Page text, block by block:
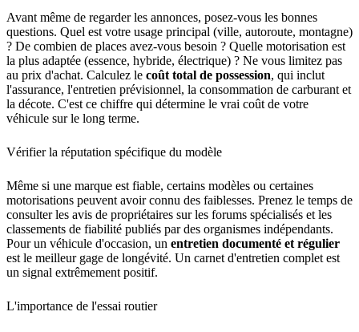
Avant même de regarder les annonces, posez-vous les bonnes
questions. Quel est votre usage principal (ville, autoroute, montagne)
? De combien de places avez-vous besoin ? Quelle motorisation est
la plus adaptée (essence, hybride, électrique) ? Ne vous limitez pas
au prix d'achat. Calculez le coût total de possession, qui inclut
l'assurance, l'entretien prévisionnel, la consommation de carburant et
la décote. C'est ce chiffre qui détermine le vrai coût de votre
véhicule sur le long terme.
Vérifier la réputation spécifique du modèle
Même si une marque est fiable, certains modèles ou certaines
motorisations peuvent avoir connu des faiblesses. Prenez le temps de
consulter les avis de propriétaires sur les forums spécialisés et les
classements de fiabilité publiés par des organismes indépendants.
Pour un véhicule d'occasion, un entretien documenté et régulier
est le meilleur gage de longévité. Un carnet d'entretien complet est
un signal extrêmement positif.
L'importance de l'essai routier